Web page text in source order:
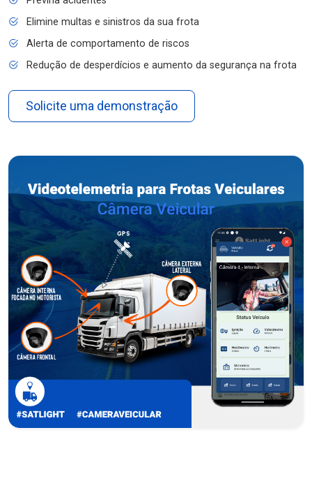
Elimine multas e sinistros da sua frota
Alerta de comportamento de riscos
Redução de desperdícios e aumento da segurança na frota
Solicite uma demonstração